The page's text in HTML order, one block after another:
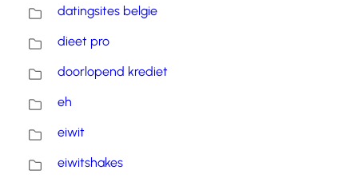
datingsites belgie
dieet pro
doorlopend krediet
eh
eiwit
eiwitshakes